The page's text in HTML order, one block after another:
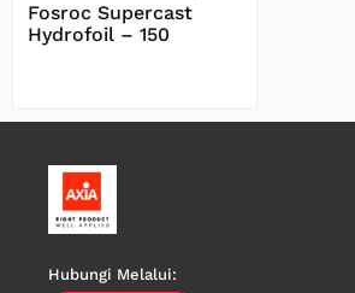
Fosroc Supercast
Hydrofoil – 150
Hubungi Melalui: